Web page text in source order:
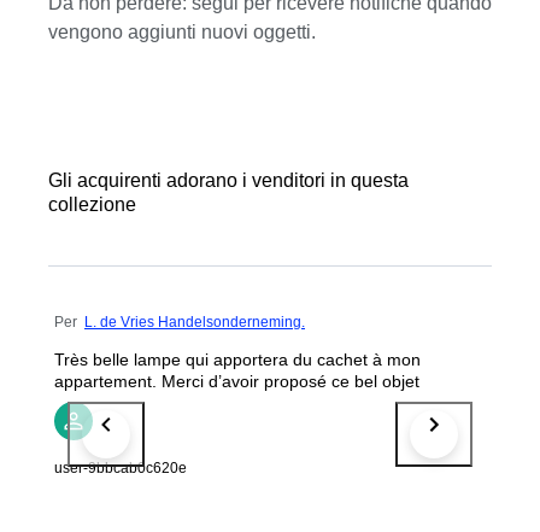
vengono aggiunti nuovi oggetti.
Gli acquirenti adorano i venditori in questa
collezione
Per L. de Vries Handelsonderneming.
Très belle lampe qui apportera du cachet à mon
appartement. Merci d’avoir proposé ce bel objet
user-9bbcab0c620e